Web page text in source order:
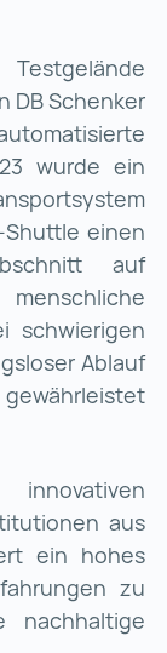
DB Schenker
wurde ein
einen
auf
schwierigen
Ablauf
innovativen
aus
ein hohes
zu
nachhaltige